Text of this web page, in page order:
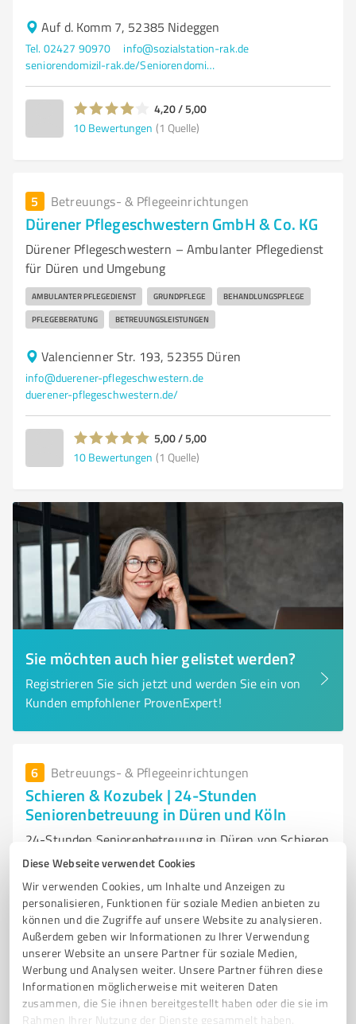
Diese Webseite verwendet Cookies
Wir verwenden Cookies, um Inhalte und Anzeigen zu
personalisieren, Funktionen für soziale Medien anbieten zu
können und die Zugriffe auf unsere Website zu analysieren.
Außerdem geben wir Informationen zu Ihrer Verwendung
unserer Website an unsere Partner für soziale Medien,
Werbung und Analysen weiter. Unsere Partner führen diese
Informationen möglicherweise mit weiteren Daten
zusammen, die Sie ihnen bereitgestellt haben oder die sie im
Rahmen Ihrer Nutzung der Dienste gesammelt haben.
Auf d. Komm 7, 52385 Nideggen
Tel. 02427 90970
info@sozialstation-rak.de
seniorendomizil-rak.de/Seniorendomizil/
4,20 / 5,00
10 Bewertungen (1 Quelle)
5 Betreuungs- & Pflegeeinrichtungen
Dürener Pflegeschwestern GmbH & Co. KG
Dürener Pflegeschwestern – Ambulanter Pflegedienst
für Düren und Umgebung
AMBULANTER PFLEGEDIENST GRUNDPFLEGE BEHANDLUNGSPFLEGE
PFLEGEBERATUNG BETREUUNGSLEISTUNGEN
Valencienner Str. 193, 52355 Düren
info@duerener-pflegeschwestern.de
duerener-pflegeschwestern.de/
5,00 / 5,00
10 Bewertungen (1 Quelle)
Sie möchten auch hier gelistet werden?
Registrieren Sie sich jetzt und werden Sie ein von
Kunden empfohlener ProvenExpert!
6 Betreuungs- & Pflegeeinrichtungen
Schieren & Kozubek | 24-Stunden
Seniorenbetreuung in Düren und Köln
24-Stunden Seniorenbetreuung in Düren von Schieren
& Kozubek
SENIORENBETREUUNG 24-STUNDEN BETREUUNG DÜREN
HILFE IM HAUSHALT SOZIALE UNTERSTÜTZUNG
PFLEGEBEDÜRFTIGE MENSCHEN INDIVIDUELLE BETREUUNG
LEBENSQUALITÄT ERFAHRENE BETREUER ZUVERLÄSSIGE PFLEGE
SELBSTBESTIMMTES LEBEN
An d. Kuhbrücke 9, 52355 Düren